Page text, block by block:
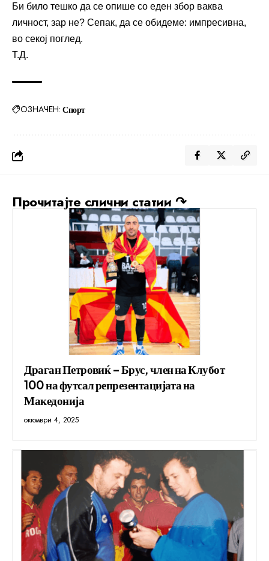
Би било тешко да се опише со еден збор ваква
личност, зар не? Сепак, да се обидеме: импресивна,
во секој поглед.
Т.Д.
ОЗНАЧЕН: Спорт
Прочитајте слични статии ↷
Драган Петровиќ – Брус, член на Клубот
100 на футсал репрезентацијата на
Македонија
октомври 4, 2025